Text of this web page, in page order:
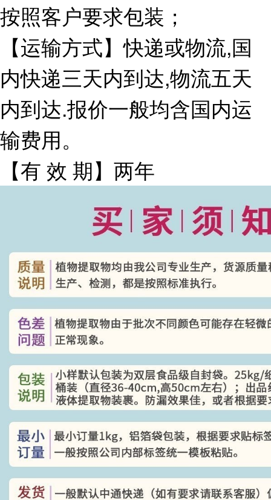
按照客户要求包装；
【运输方式】快递或物流,国
内快递三天内到达,物流五天
内到达.报价一般均含国内运
输费用。
【有 效 期】两年